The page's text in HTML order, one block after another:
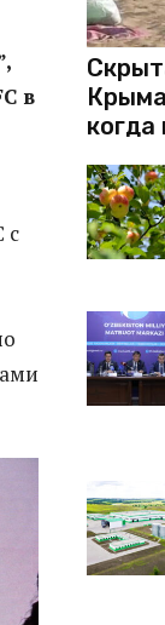
в
с
когда